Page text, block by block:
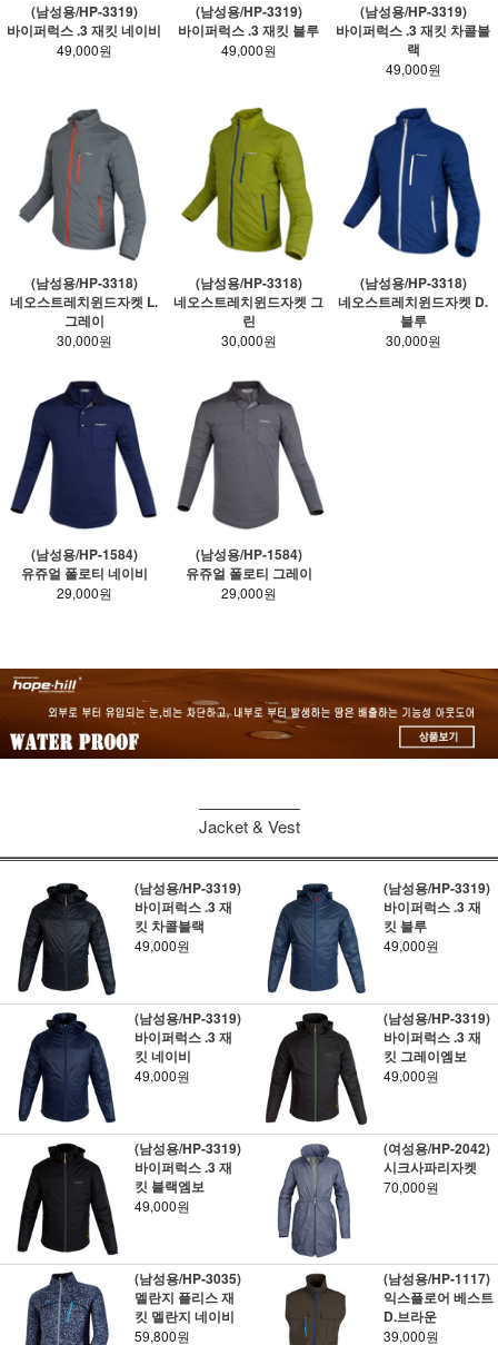
(남성용/HP-3319)
바이퍼럭스 .3 재킷 네이비
49,000원
(남성용/HP-3319)
바이퍼럭스 .3 재킷 블루
49,000원
(남성용/HP-3319)
바이퍼럭스 .3 재킷 차콜블
랙
49,000원
(남성용/HP-3318)
네오스트레치윈드자켓 L.
그레이
30,000원
(남성용/HP-3318)
네오스트레치윈드자켓 그
린
30,000원
(남성용/HP-3318)
네오스트레치윈드자켓 D.
블루
30,000원
(남성용/HP-1584)
유쥬얼 폴로티 네이비
29,000원
(남성용/HP-1584)
유쥬얼 폴로티 그레이
29,000원
Jacket & Vest
(남성용/HP-3319)
바이퍼럭스 .3 재
킷 차콜블랙
49,000원
(남성용/HP-3319)
바이퍼럭스 .3 재
킷 블루
49,000원
(남성용/HP-3319)
바이퍼럭스 .3 재
킷 네이비
49,000원
(남성용/HP-3319)
바이퍼럭스 .3 재
킷 그레이엠보
49,000원
(남성용/HP-3319)
바이퍼럭스 .3 재
킷 블랙엠보
49,000원
(여성용/HP-2042)
시크사파리자켓
70,000원
(남성용/HP-3035)
멜란지 플리스 재
킷 멜란지 네이비
59,800원
(남성용/HP-1117)
익스플로어 베스트
D.브라운
39,000원